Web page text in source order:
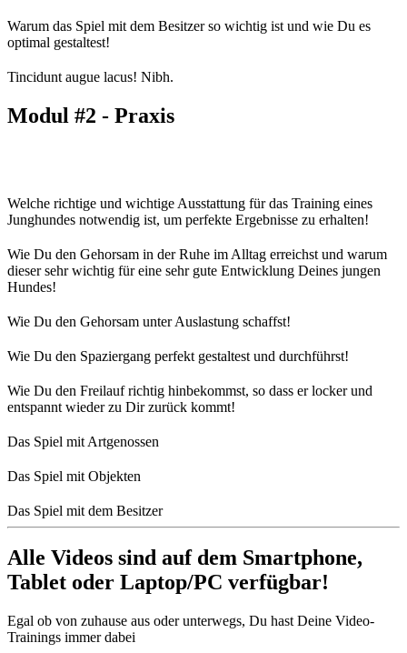
Warum das Spiel mit dem Besitzer so wichtig ist und wie Du es
optimal gestaltest!
Tincidunt augue lacus! Nibh.
Modul #2 - Praxis
Welche richtige und wichtige Ausstattung für das Training eines
Junghundes notwendig ist, um perfekte Ergebnisse zu erhalten!
Wie Du den Gehorsam in der Ruhe im Alltag erreichst und warum
dieser sehr wichtig für eine sehr gute Entwicklung Deines jungen
Hundes!
Wie Du den Gehorsam unter Auslastung schaffst!
Wie Du den Spaziergang perfekt gestaltest und durchführst!
Wie Du den Freilauf richtig hinbekommst, so dass er locker und
entspannt wieder zu Dir zurück kommt!
Das Spiel mit Artgenossen
Das Spiel mit Objekten
Das Spiel mit dem Besitzer
Alle Videos sind auf dem Smartphone,
Tablet oder Laptop/PC verfügbar!
Egal ob von zuhause aus oder unterwegs, Du hast Deine Video-
Trainings immer dabei